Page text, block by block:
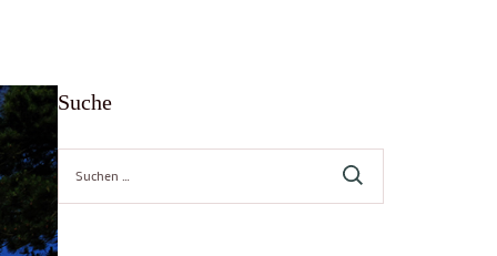
Suche
Suche
nach: